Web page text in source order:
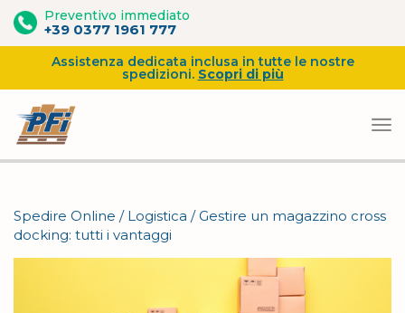
contenuto
Preventivo immediato
+39 0377 1961 777
Assistenza dedicata inclusa in tutte le nostre
spedizioni. Scopri di più
Spedire Online / Logistica /Gestire un magazzino cross
docking: tutti i vantaggi